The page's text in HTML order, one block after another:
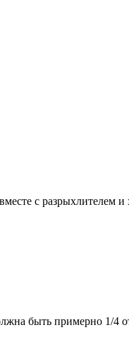
с разрыхлителем и
быть примерно 1/4